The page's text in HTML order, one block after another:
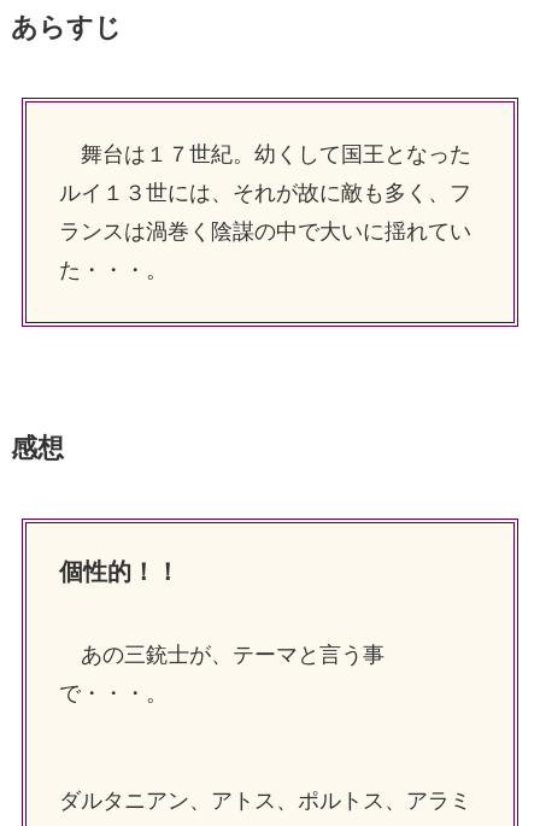
あらすじ
舞台は１７世紀。幼くして国王となった
ルイ１３世には、それが故に敵も多く、フ
ランスは渦巻く陰謀の中で大いに揺れてい
た・・・。
感想
個性的！！
あの三銃士が、テーマと言う事
で・・・。
ダルタニアン、アトス、ポルトス、アラミ